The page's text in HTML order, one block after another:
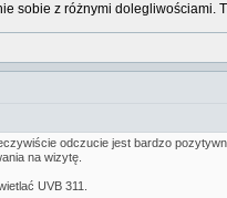
sobie z różnymi dolegliwościami.
odczucie jest bardzo
na wizytę.
UVB 311.